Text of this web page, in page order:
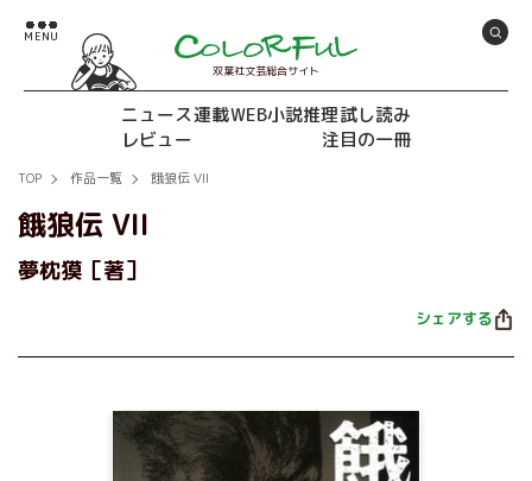
双葉社文芸総合サイト
ニュース連載WEB小説推理試し読み
レビュー
注目の一冊
TOP 作品一覧 餓狼伝 VII
餓狼伝 VII
夢枕獏［著］
シェアする